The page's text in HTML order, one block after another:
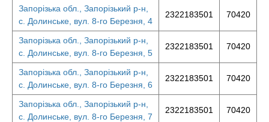
Запорізька обл., Запорізький р-н,
с. Долинське, вул. 8-го Березня, 4
2322183501 70420
Запорізька обл., Запорізький р-н,
с. Долинське, вул. 8-го Березня, 5
2322183501 70420
Запорізька обл., Запорізький р-н,
с. Долинське, вул. 8-го Березня, 6
2322183501 70420
Запорізька обл., Запорізький р-н,
с. Долинське, вул. 8-го Березня, 7
2322183501 70420